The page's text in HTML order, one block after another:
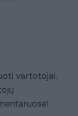
vartotojai.